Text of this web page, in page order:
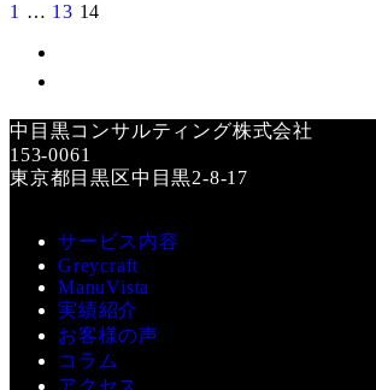
投
ペ
ー
り
1 … 13 14
中目黒コンサルティング株式会社
153-0061
東京都目黒区中目黒2-8-17
サービス内容
Greycraft
ManuVista
実績紹介
お客様の声
コラム